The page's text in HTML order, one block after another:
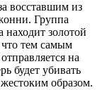
восставшим из
Группа
находит золотой
что тем самым
на
будет убивать
образом.